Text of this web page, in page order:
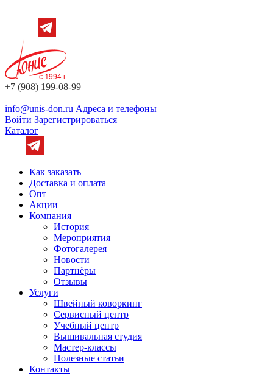
+7 (908) 199-08-99
info@unis-don.ru Адреса и телефоны
Войти Зарегистрироваться
Каталог
Как заказать
Доставка и оплата
Опт
Акции
Компания
История
Мероприятия
Фотогалерея
Новости
Партнёры
Отзывы
Услуги
Швейный коворкинг
Сервисный центр
Учебный центр
Вышивальная студия
Мастер-классы
Полезные статьи
Контакты